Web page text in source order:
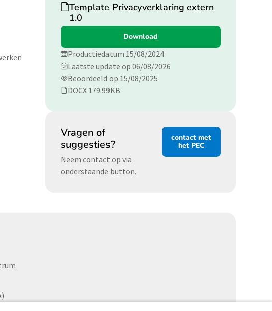
Download
Template Privacyverklaring extern
1.0
Download
Productiedatum 15/08/2024
Laatste update op 06/08/2026
Beoordeeld op 15/08/2025
DOCX 179.99KB
Vragen of
suggesties?
Neem contact op via
onderstaande button.
contact met
het PEC